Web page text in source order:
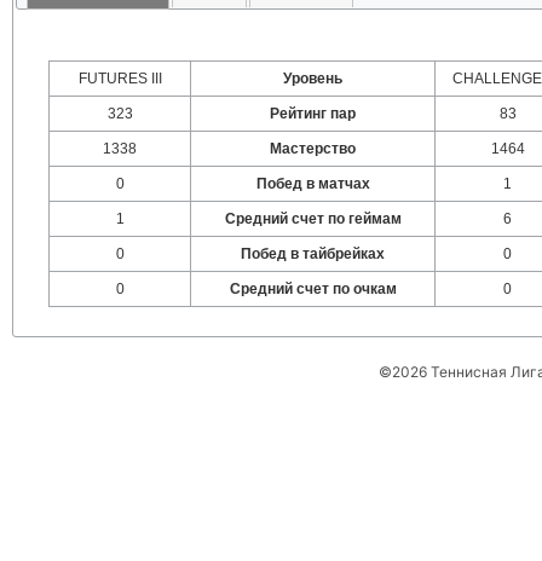
FUTURES III Уровень
323 Рейтинг пар 83
1338 Мастерство 1464
0 Побед в матчах 1
1 Средний счет по геймам 6
0 Побед в тайбрейках 0
0 Средний счет по очкам 0
©2026 Теннисная